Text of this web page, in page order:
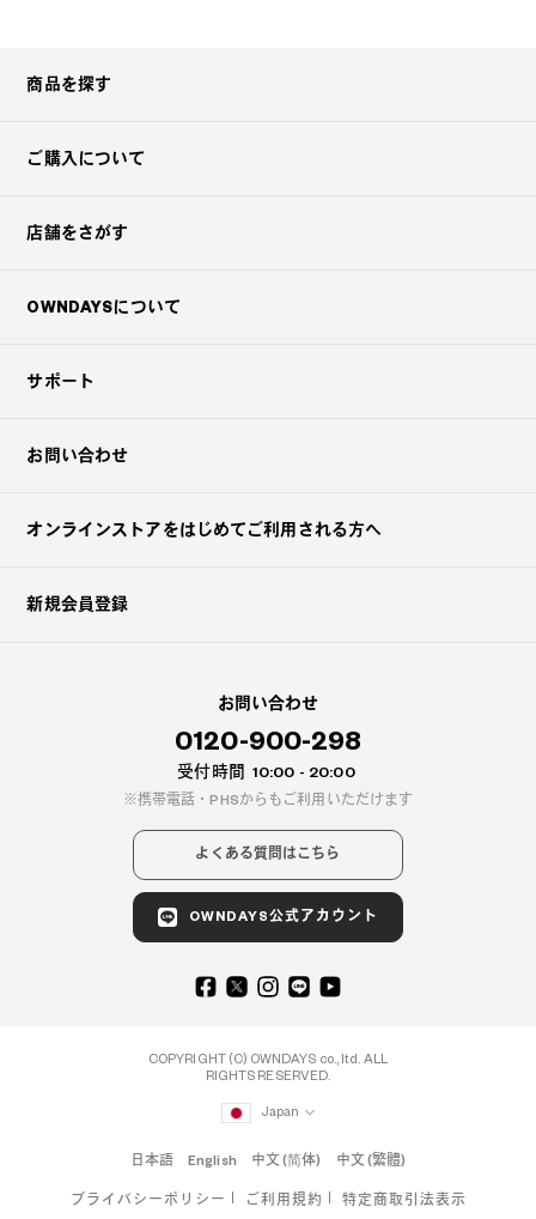
商品を探す
ご購入について
店舗をさがす
OWNDAYSについて
サポート
お問い合わせ
オンラインストアをはじめてご利用される方へ
新規会員登録
お問い合わせ
0120-900-298
受付時間 10:00 - 20:00
携帯電話・PHSからもご利用いただけます
よくある質問はこちら
OWNDAYS公式アカウント
COPYRIGHT (C) OWNDAYS co., ltd. ALL
RIGHTS RESERVED.
Japan
日本語 English 中文 (简体) 中文 (繁體)
プライバシーポリシー ご利用規約 特定商取引法表示